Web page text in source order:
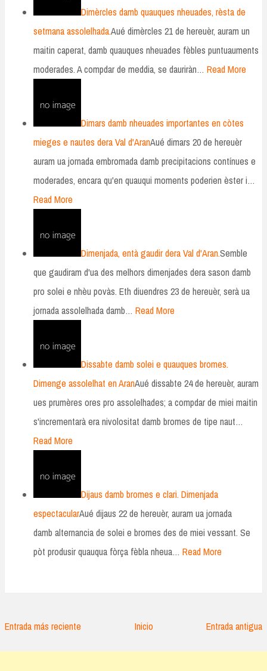
Dimèrcles damb quauques nheuades, rèsta de
setmana assolelhada.Aué dimèrcles 21 de hereuèr, auram un
maitin caperat, damb quauques nheuades fèbles puntuauments
moderades. A compdar de meddia, se dauriràn… Read More
Dimars damb nheuades importantes en còtes
mieges e nautes dera Val d'AranAué dimars 20 de hereuèr
auram ua jornada embromada damb precipitacions contínues e
moderades, encara qu'en quauqui moments poderien èster i…
Read More
Dimenjada, entà gaudir dera Val d'Aran.Semble
que gaudiram d'ua des melhors dimenjades dera sason damb
pro solei e nhèu povàs. Eth diuendres 23 de hereuèr, serà ua
jornada assolelhada damb… Read More
Dissabte damb solei e quauques bromes.
Dimenge assolelhat en AranAué dissabte 24 de hereuèr, auram
ues prumères ores pro assolelhades; a compdar de miei maitin
s'incrementarà era nivolositat damb bromes de tipe naut…
Read More
Dijaus damb bromes e clari. Dimenjada
espectacularAué dijaus 22 de hereuèr, auram ua jornada
damb alternancia de solei e bromes des de miei vessant. Se
pòt produsir quauqua fòrça fèbla nheua… Read More
Entrada más reciente Entrada antigua
Inicio